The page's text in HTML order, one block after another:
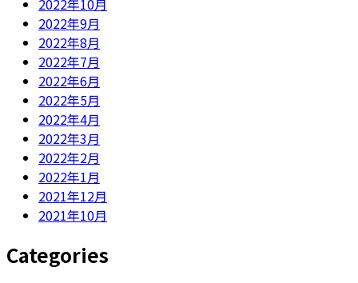
2022年10月
2022年9月
2022年8月
2022年7月
2022年6月
2022年5月
2022年4月
2022年3月
2022年2月
2022年1月
2021年12月
2021年10月
Categories